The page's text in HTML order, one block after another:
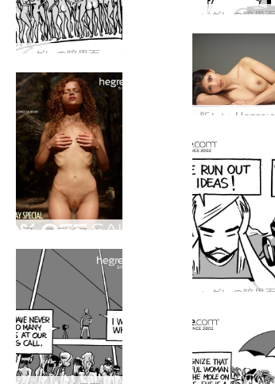
アースデイスペシャル